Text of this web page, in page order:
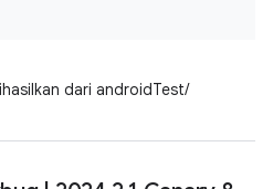
dari androidTest/